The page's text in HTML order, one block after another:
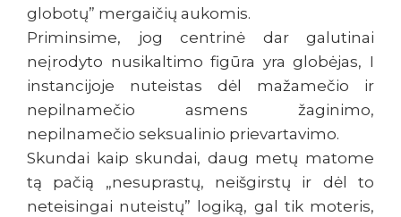
globotų” mergaičių aukomis.
Priminsime, jog centrinė dar galutinai
neįrodyto nusikaltimo figūra yra globėjas, I
instancijoje nuteistas dėl mažamečio ir
nepilnamečio asmens žaginimo,
nepilnamečio seksualinio prievartavimo.
Skundai kaip skundai, daug metų matome
tą pačią „nesuprastų, neišgirstų ir dėl to
neteisingai nuteistų” logiką, gal tik moteris,